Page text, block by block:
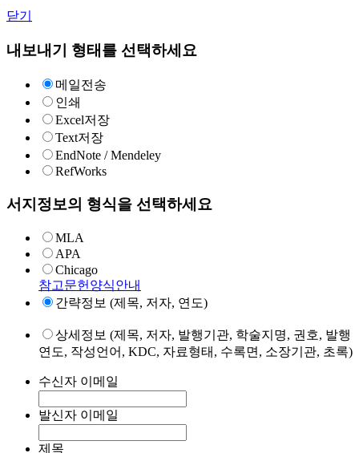
닫기
내보내기 형태를 선택하세요
메일전송
인쇄
Excel저장
Text저장
EndNote / Mendeley
RefWorks
서지정보의 형식을 선택하세요
MLA
APA
Chicago
참고문헌양식안내
간략정보 (제목, 저자, 연도)
상세정보 (제목, 저자, 발행기관, 학술지명, 권호, 발행
연도, 작성언어, KDC, 자료형태, 수록면, 소장기관, 초록)
수신자 이메일
발신자 이메일
제목